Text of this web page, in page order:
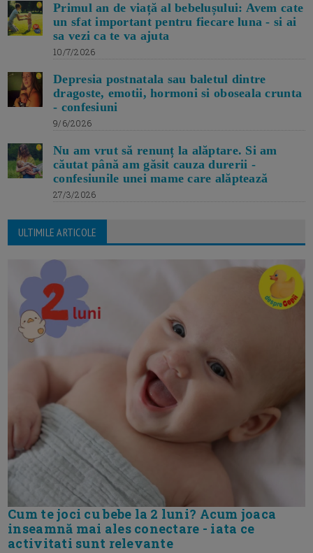
Primul an de viață al bebelușului: Avem cate
un sfat important pentru fiecare luna - si ai
sa vezi ca te va ajuta
10/7/2026
Depresia postnatala sau baletul dintre
dragoste, emotii, hormoni si oboseala crunta
- confesiuni
9/6/2026
Nu am vrut să renunț la alăptare. Si am
căutat până am găsit cauza durerii -
confesiunile unei mame care alăptează
27/3/2026
ULTIMILE ARTICOLE
Cum te joci cu bebe la 2 luni? Acum joaca
inseamnă mai ales conectare - iata ce
activitati sunt relevante